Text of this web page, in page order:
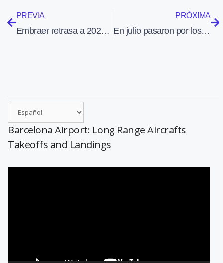
PREVIA
Embraer retrasa a 2023 la comercialización de E175-E2
PRÓXIMA
En julio pasaron por los aeropuertos de Aena casi siete millones de pasajeros
Barcelona Airport: Long Range Aircrafts
Takeoffs and Landings